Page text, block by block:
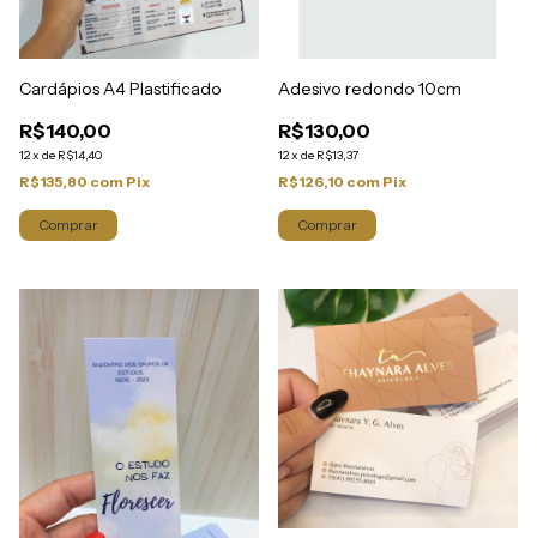
Cardápios A4 Plastificado
R$140,00
12x de R$14,40
R$135,80 com Pix
Comprar
Adesivo redondo 10cm
R$130,00
12x de R$13,37
R$126,10 com Pix
Comprar